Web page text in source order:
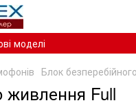
моделі
Блок
живлення Full